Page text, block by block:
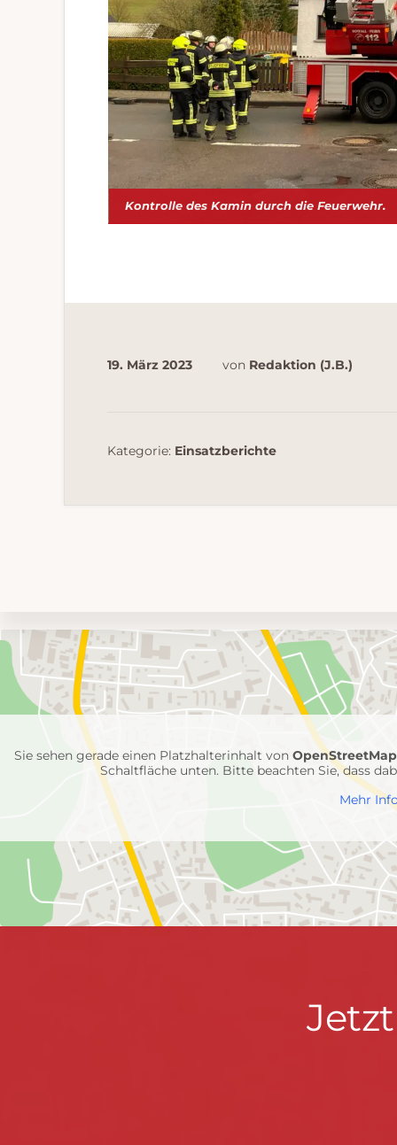
Kontrolle des Kamin durch die Feuerwehr.
19. März 2023 von Redaktion (J.B.)
Kategorie: Einsatzberichte
Umgebungskarte
mit
Feuerwehr-
Einheiten
Sie sehen gerade einen Platzhalterinhalt vonOpenStreetMap
Schaltfläche unten. Bitte beachten Sie, dass
Mehr